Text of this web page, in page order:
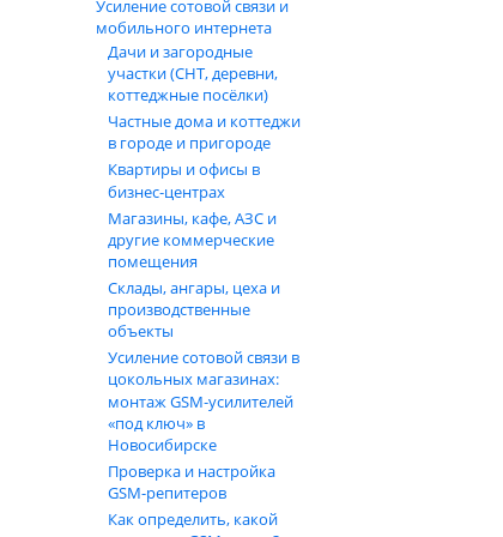
Усиление сотовой связи и
мобильного интернета
Дачи и загородные
участки (СНТ, деревни,
коттеджные посёлки)
Частные дома и коттеджи
в городе и пригороде
Квартиры и офисы в
бизнес‑центрах
Магазины, кафе, АЗС и
другие коммерческие
помещения
Склады, ангары, цеха и
производственные
объекты
Усиление сотовой связи в
цокольных магазинах:
монтаж GSM‑усилителей
«под ключ» в
Новосибирске
Проверка и настройка
GSM-репитеров
Как определить, какой